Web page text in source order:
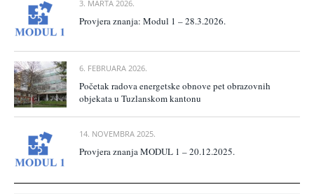
3. MARTA 2026.
Provjera znanja: Modul 1 – 28.3.2026.
6. FEBRUARA 2026.
Početak radova energetske obnove pet obrazovnih
objekata u Tuzlanskom kantonu
14. NOVEMBRA 2025.
Provjera znanja MODUL 1 – 20.12.2025.